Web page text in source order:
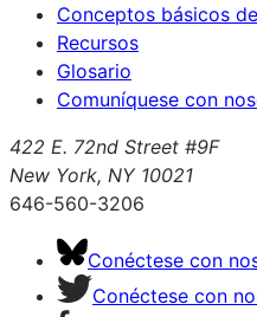
Conceptos básicos
Recursos
Glosario
Comuníquese con
422 E. 72nd Street #9F
New York, NY 10021
646-560-3206
Conéctese con
Conéctese con